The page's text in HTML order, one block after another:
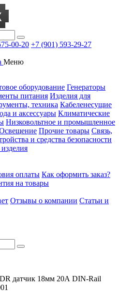
00-20 +7 (901) 593-29-27
Меню
оборудование Генераторы
питания Изделия для
техника Кабеленесущие
и аксессуары Климатические
Низковольтное и промышленное
Прочие товары Связь,
и средства безопасности
оплаты Как оформить заказ?
на товары
Отзывы о компании Статьи и
датчик 18мм 20А DIN-Rail